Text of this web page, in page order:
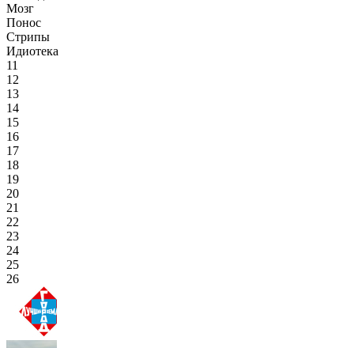
Мозг
Понос
Стрипы
Идиотека
11
12
13
14
15
16
17
18
19
20
21
22
23
24
25
26